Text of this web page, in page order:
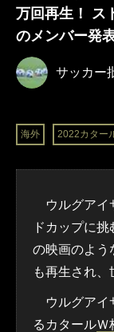
万回再生！ ス
のメンバー発
サッカー
海外 2022カター
ウルグアイ
ドカップに
の映画のよう
も再生され、
ウルグアイ
るカタールＷ